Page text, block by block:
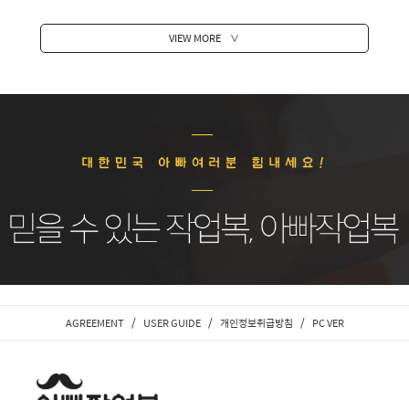
VIEW MORE ∨
AGREEMENT / USER GUIDE / 개인정보취급방침 / PC VER